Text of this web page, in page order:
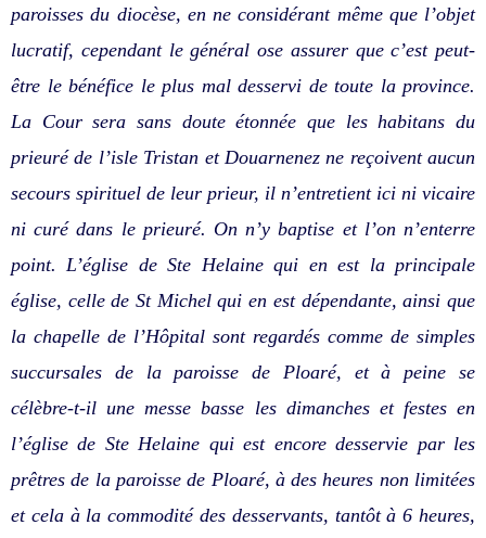
paroisses du diocèse, en ne considérant même que l’objet
lucratif, cependant le général ose assurer que c’est peut-
être le bénéfice le plus mal desservi de toute la province.
La Cour sera sans doute étonnée que les habitans du
prieuré de l’isle Tristan et Douarnenez ne reçoivent aucun
secours spirituel de leur prieur, il n’entretient ici ni vicaire
ni curé dans le prieuré. On n’y baptise et l’on n’enterre
point. L’église de Ste Helaine qui en est la principale
église, celle de St Michel qui en est dépendante, ainsi que
la chapelle de l’Hôpital sont regardés comme de simples
succursales de la paroisse de Ploaré, et à peine se
célèbre-t-il une messe basse les dimanches et festes en
l’église de Ste Helaine qui est encore desservie par les
prêtres de la paroisse de Ploaré, à des heures non limitées
et cela à la commodité des desservants, tantôt à 6 heures,